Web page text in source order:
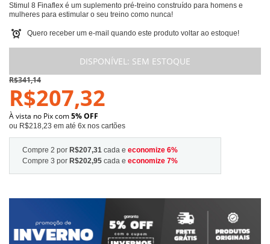
Stimul 8 Finaflex é um suplemento pré-treino construído para homens e
mulheres para estimular o seu treino como nunca!
Quero receber um e-mail quando este produto voltar ao estoque!
DISPONÍVEL: SEM ESTOQUE
R$341,14
R$207,32
À vista no Pix com5% OFF
ou R$218,23 em até 6x nos cartões
Compre 2 por R$207,31 cada e economize 6%
Compre 3 por R$202,95 cada e economize 7%